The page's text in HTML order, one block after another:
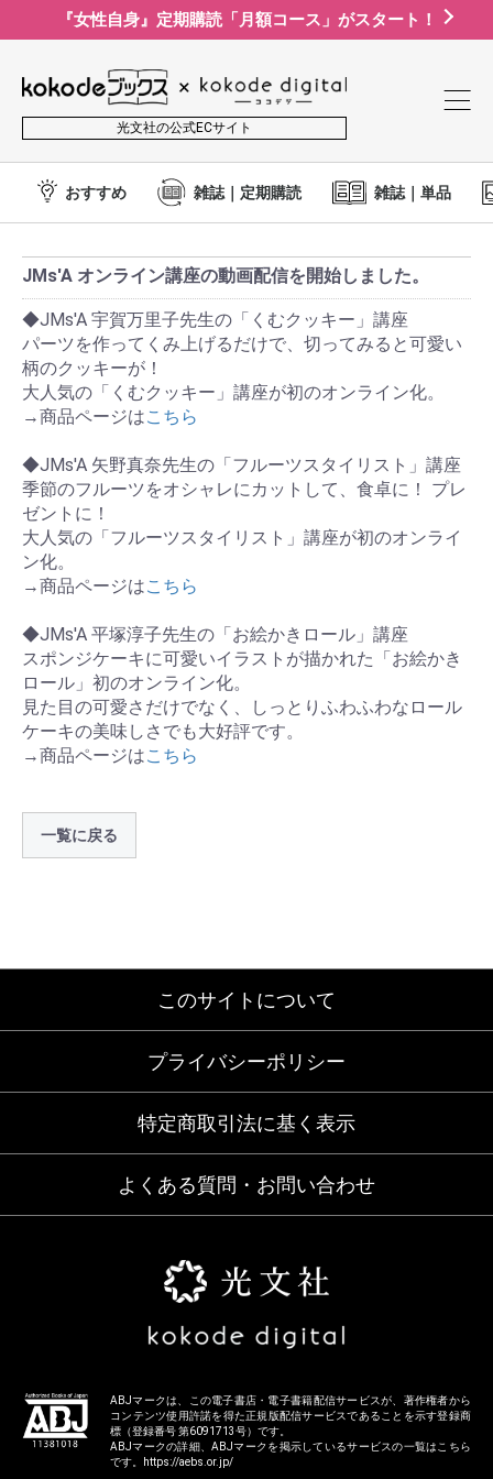
『女性自身』定期購読「月額コース」がスタート！
光文社の公式ECサイト
おすすめ 雑誌｜定期購読 雑誌｜単品
JMs'A オンライン講座の動画配信を開始しました。
◆JMs'A 宇賀万里子先生の「くむクッキー」講座
パーツを作ってくみ上げるだけで、切ってみると可愛い
柄のクッキーが！
大人気の「くむクッキー」講座が初のオンライン化。
→商品ページはこちら
◆JMs'A 矢野真奈先生の「フルーツスタイリスト」講座
季節のフルーツをオシャレにカットして、食卓に！ プレ
ゼントに！
大人気の「フルーツスタイリスト」講座が初のオンライ
ン化。
→商品ページはこちら
◆JMs'A 平塚淳子先生の「お絵かきロール」講座
スポンジケーキに可愛いイラストが描かれた「お絵かき
ロール」初のオンライン化。
見た目の可愛さだけでなく、しっとりふわふわなロール
ケーキの美味しさでも大好評です。
→商品ページはこちら
一覧に戻る
このサイトについて
プライバシーポリシー
特定商取引法に基く表示
よくある質問・お問い合わせ
ABJマークは、この電子書店・電子書籍配信サービスが、著作権者から
コンテンツ使用許諾を得た正規版配信サービスであることを示す登録商
標（登録番号 第6091713号）です。
ABJマークの詳細、ABJマークを掲示しているサービスの一覧はこちら
です。
https://aebs.or.jp/